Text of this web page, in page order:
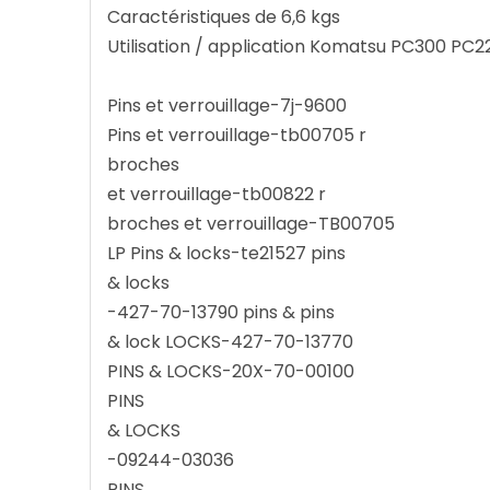
Caractéristiques de 6,6 kgs
Utilisation / application Komatsu PC300
Pins et verrouillage-7j-9600
Pins et verrouillage-tb00705 r
broches
et verrouillage-tb00822 r
broches et verrouillage-TB00705
LP Pins & locks-te21527 pins
& locks
-427-70-13790 pins & pins
& lock LOCKS-427-70-13770
PINS & LOCKS-20X-70-00100
PINS
& LOCKS
-09244-03036